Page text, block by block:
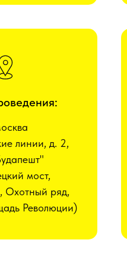
линии, д. 2,
мост,
Охотный ряд,
Революции)